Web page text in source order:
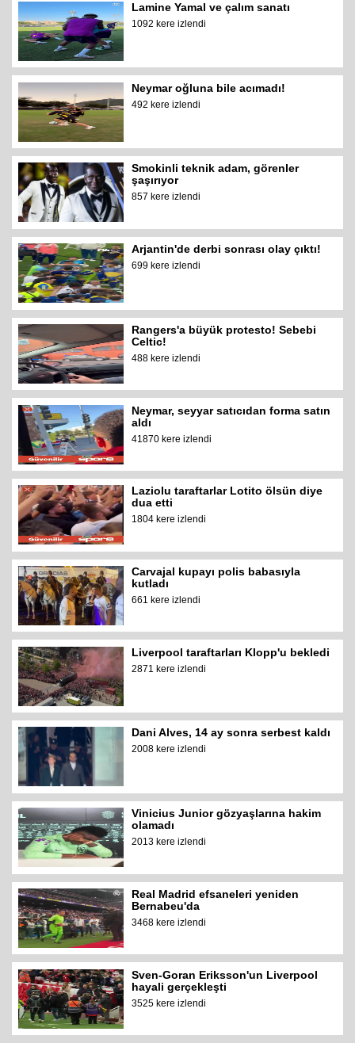
Lamine Yamal ve çalım sanatı
1092 kere izlendi
Neymar oğluna bile acımadı!
492 kere izlendi
Smokinli teknik adam, görenler
şaşırıyor
857 kere izlendi
Arjantin'de derbi sonrası olay çıktı!
699 kere izlendi
Rangers'a büyük protesto! Sebebi
Celtic!
488 kere izlendi
Neymar, seyyar satıcıdan forma satın
aldı
41870 kere izlendi
Laziolu taraftarlar Lotito ölsün diye
dua etti
1804 kere izlendi
Carvajal kupayı polis babasıyla
kutladı
661 kere izlendi
Liverpool taraftarları Klopp'u bekledi
2871 kere izlendi
Dani Alves, 14 ay sonra serbest kaldı
2008 kere izlendi
Vinicius Junior gözyaşlarına hakim
olamadı
2013 kere izlendi
Real Madrid efsaneleri yeniden
Bernabeu'da
3468 kere izlendi
Sven-Goran Eriksson'un Liverpool
hayali gerçekleşti
3525 kere izlendi